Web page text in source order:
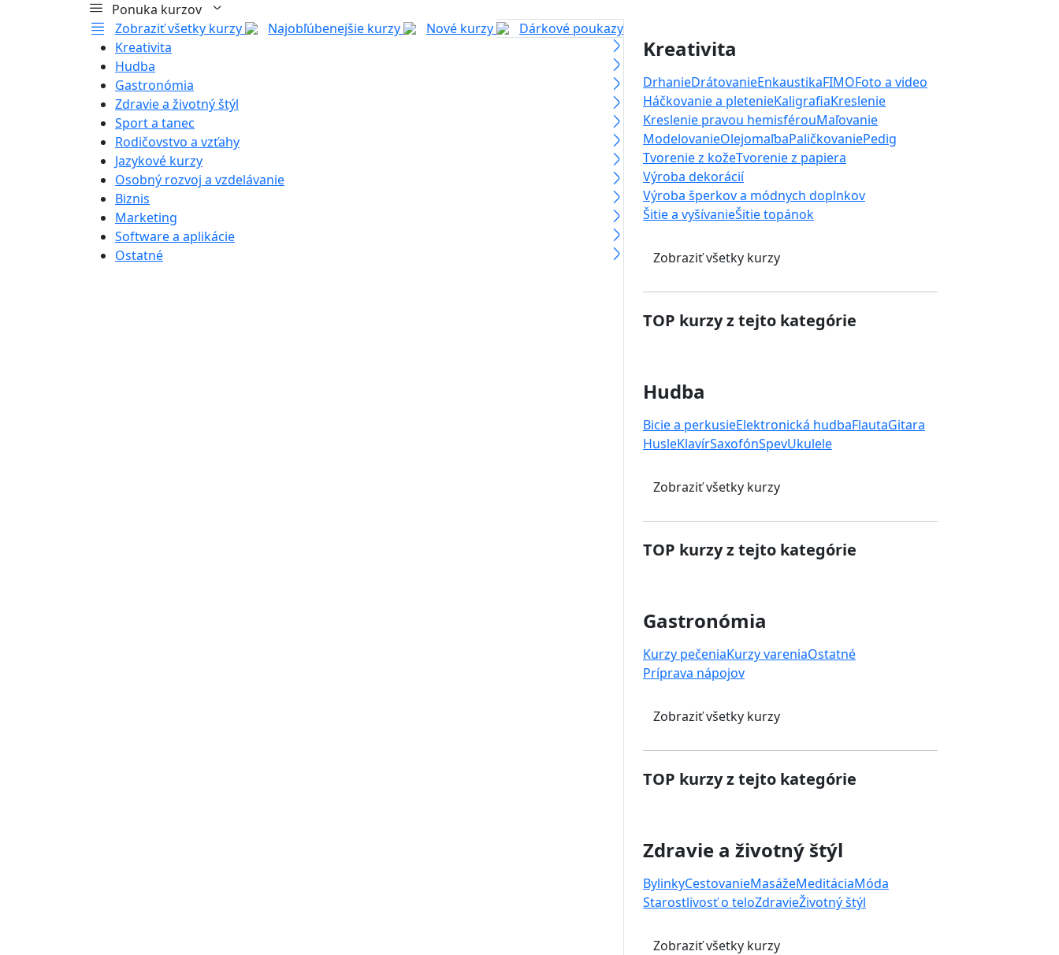
Ponuka kurzov
Zobraziť všetky kurzy
Najobľúbenejšie kurzy Nové kurzy
Dárkové poukazy
Kreativita
Hudba
Gastronómia
Zdravie a životný štýl
Sport a tanec
Rodičovstvo a vzťahy
Jazykové kurzy
Osobný rozvoj a vzdelávanie
Biznis
Marketing
Software a aplikácie
Ostatné
Kreativita
DrhanieDrátovanieEnkaustikaFIMOFoto a video
Háčkovanie a pletenieKaligrafiaKreslenie
Kreslenie pravou hemisférouMaľovanie
ModelovanieOlejomaľbaPaličkovaniePedig
Tvorenie z kožeTvorenie z papiera
Výroba dekorácií
Výroba šperkov a módnych doplnkov
Šitie a vyšívanieŠitie topánok
Zobraziť všetky kurzy
TOP kurzy z tejto kategórie
Hudba
Bicie a perkusieElektronická hudbaFlautaGitara
HusleKlavírSaxofónSpevUkulele
Zobraziť všetky kurzy
TOP kurzy z tejto kategórie
Gastronómia
Kurzy pečeniaKurzy vareniaOstatné
Príprava nápojov
Zobraziť všetky kurzy
TOP kurzy z tejto kategórie
Zdravie a životný štýl
BylinkyCestovanieMasážeMeditáciaMóda
Starostlivosť o teloZdravieŽivotný štýl
Zobraziť všetky kurzy